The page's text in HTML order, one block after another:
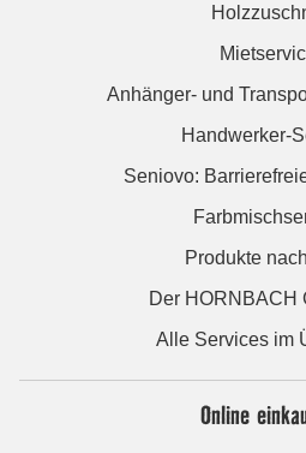
Anhänger- und
Handwerker-
Seniovo:
Produkte
Der HORNBACH
Alle Services im
Online